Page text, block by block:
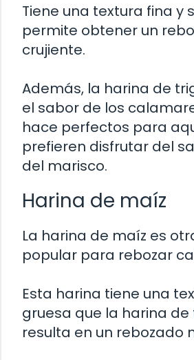
Tiene una textura fina y
permite obtener un
crujiente.
Además, la harina de
el sabor de los
hace perfectos para
prefieren disfrutar del
del marisco.
Harina de maíz
La harina de maíz es
popular para rebozar
Esta harina tiene una
gruesa que la harina de
resulta en un rebozado